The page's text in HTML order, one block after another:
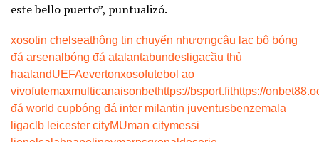
este bello puerto”, puntualizó.
xosotin chelseathông tin chuyển nhượngcâu lạc bộ bóng
đá arsenal bóng đá atalantabundesligacầu thủ
haalandUEFAevertonxosofutebol ao
vivofutemaxmulticanaisonbethttps://bsport.fithttps://
đá world cupbóng đá inter milantin juventusbenzema la
ligaclb leicester cityMUman citymessi